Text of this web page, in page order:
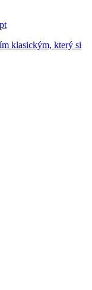
klasickým, který si